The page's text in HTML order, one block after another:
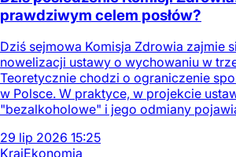
prawdziwym celem posłów?
Dziś sejmowa Komisja Zdrowia zajmie
nowelizacji ustawy o wychowaniu w
Teoretycznie chodzi o ograniczenie
w Polsce. W praktyce, w projekcie
"bezalkoholowe" i jego odmiany
29 lip 2026 15:25
KrajEkonomia